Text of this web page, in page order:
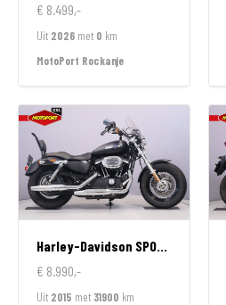
€ 8.499,-
Uit 2026 met 0 km
MotoPort Rockanje
Harley-Davidson SPORTSTER 1200 CUSTOM LIMITED
€ 8.990,-
Uit 2015 met 31900 km